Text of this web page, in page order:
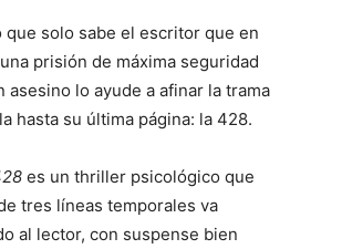
que solo sabe el escritor que en
prisión de máxima seguridad
asesino lo ayude a afinar la trama
hasta su última página: la 428.
es un thriller psicológico que
tres líneas temporales va
al lector, con suspense bien